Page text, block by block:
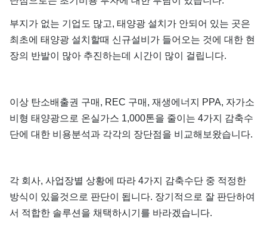
부지가 없는 기업도 많고, 태양광 설치가 안되어 있는 곳은
최초에 태양광 설치할때 신규설비가 들어오는 것에 대한 현
장의 반발이 많아 추진하는데 시간이 많이 걸립니다.
이상 탄소배출권 구매, REC 구매, 재생에너지 PPA, 자가소
비형 태양광으로 온실가스 1,000톤을 줄이는 4가지 감축수
단에 대한 비용분석과 각각의 장단점을 비교해보왔습니다.
각 회사, 사업장별 상황에 따라 4가지 감축수단 중 적정한
방식이 있을것으로 판단이 됩니다. 장기적으로 잘 판단하여
서 적합한 솔루션을 채택하시기를 바라겠습니다.